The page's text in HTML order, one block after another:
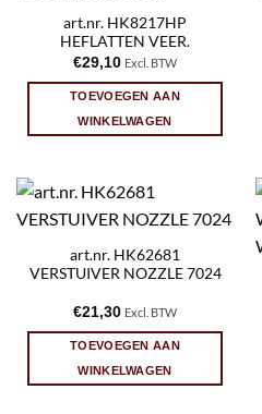
art.nr. HK8217HP
HEFLATTEN VEER.
€29,10 Excl. BTW
TOEVOEGEN AAN
WINKELWAGEN
art.nr. HK62681
VERSTUIVER NOZZLE 7024
€21,30 Excl. BTW
TOEVOEGEN AAN
WINKELWAGEN